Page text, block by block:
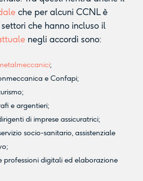
che per alcuni CCNL è
che hanno incluso il
negli accordi sono:
;
e Confapi;
e argentieri;
di imprese assicuratrici;
socio-sanitario, assistenziale
professioni digitali ed elaborazione